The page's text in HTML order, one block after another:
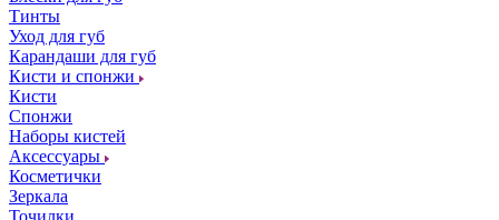
Тинты
Уход для губ
Карандаши для губ
Кисти и спонжи
Кисти
Спонжи
Наборы кистей
Аксессуары
Косметички
Зеркала